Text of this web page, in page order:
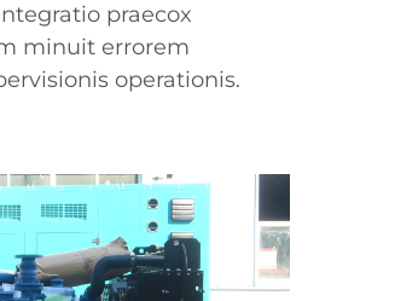
praecox
minuit errorem
operationis.